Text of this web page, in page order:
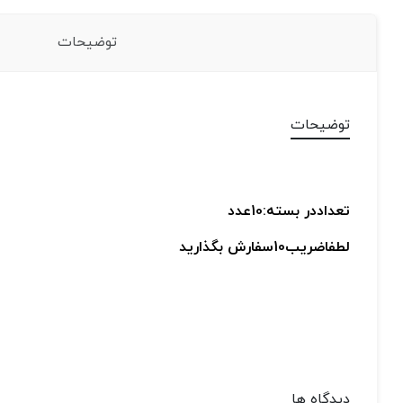
توضیحات
توضیحات
تعداددر بسته:10عدد
لطفاضریب10سفارش بگذارید